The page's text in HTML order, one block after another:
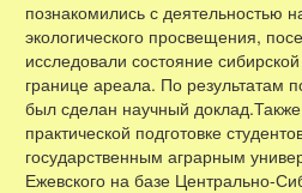
познакомились с деятельностью
экологического просвещения,
исследовали состояние
границе ареала. По результатам
был сделан научный
практической подготовке
государственным аграрным
Ежевского на базе Центрально-